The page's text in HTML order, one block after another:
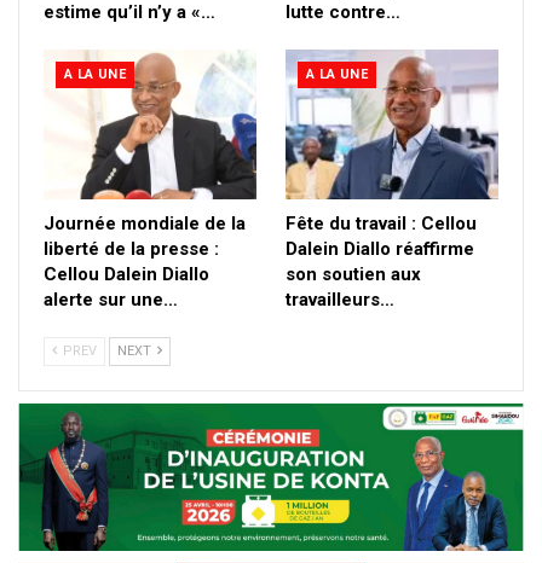
estime qu’il n’y a «…
lutte contre…
A LA UNE
Journée mondiale de la
liberté de la presse :
Cellou Dalein Diallo
alerte sur une…
A LA UNE
Fête du travail : Cellou
Dalein Diallo réaffirme
son soutien aux
travailleurs…
PREV NEXT